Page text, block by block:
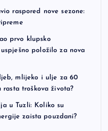
raspored nove sezone:
prvo klupsko
položilo za nova
mlijeko i ulje za 60
troškova života?
u Tuzli: Koliko su
zaista pouzdani?